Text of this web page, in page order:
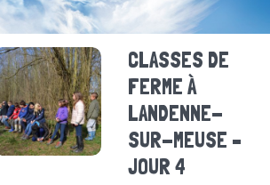
CLASSES DE
FERME À
LANDENNE-
SUR-MEUSE –
JOUR 4